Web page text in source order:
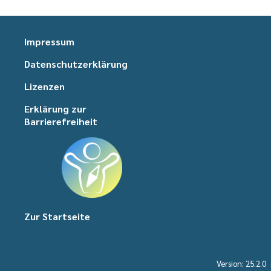
Impressum
Datenschutzerklärung
Lizenzen
Erklärung zur
Barrierefreiheit
Zur Startseite
Version: 25.2.0